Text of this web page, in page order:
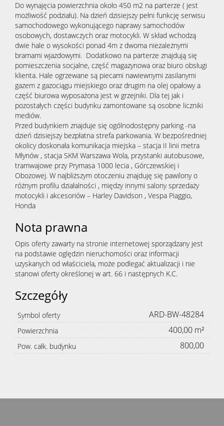
Do wynajęcia powierzchnia około 450 m2 na parterze ( jest
możliwość podziału). Na dzień dzisiejszy pełni funkcję serwisu
samochodowego wykonującego naprawy samochodów
osobowych, dostawczych oraz motocykli. W skład wchodzą
dwie hale o wysokości ponad 4m z dwoma niezależnymi
bramami wjazdowymi. Dodatkowo na parterze znajdują się
pomieszczenia socjalne, część magazynowa oraz biuro obsługi
klienta. Hale ogrzewane są piecami nawiewnymi zasilanymi
gazem z gazociągu miejskiego oraz drugim na olej opałowy a
część biurowa wyposażona jest w grzejniki. Dla tej jak i
pozostałych części budynku zamontowane są osobne liczniki
mediów.
Przed budynkiem znajduje się ogólnodostępny parking -na
dzień dzisiejszy bezpłatna strefa parkowania. W bezpośredniej
okolicy doskonała komunikacja miejska – stacja II linii metra
Młynów , stacja SKM Warszawa Wola, przystanki autobusowe,
tramwajowe przy Prymasa 1000 lecia , Górczewskiej i
Obozowej. W najbliższym otoczeniu znajduję się pawilony o
różnym profilu działalności , między innymi salony sprzedaży
motocykli i akcesoriów – Harley Davidson , Vespa Piaggio,
Honda
Nota prawna
Opis oferty zawarty na stronie internetowej sporządzany jest
na podstawie oględzin nieruchomości oraz informacji
uzyskanych od właściciela, może podlegać aktualizacji i nie
stanowi oferty określonej w art. 66 i następnych K.C.
Szczegóły
Symbol oferty ARD-BW-48284
Powierzchnia 400,00 m²
Pow. całk. budynku 800,00